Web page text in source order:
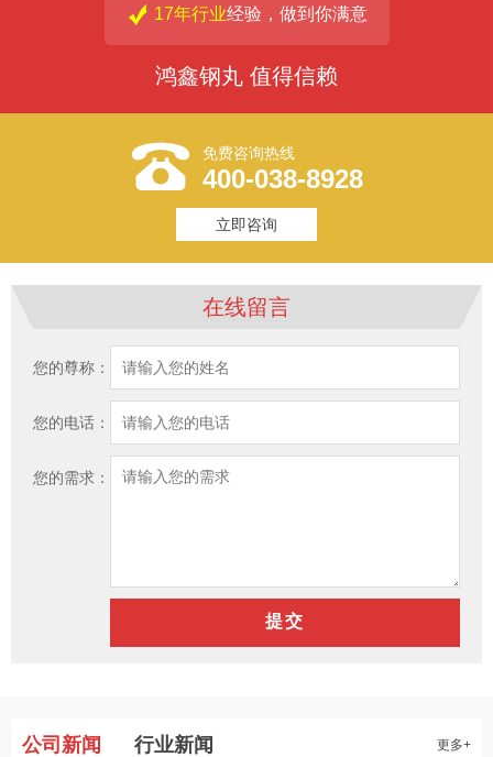
17年行业经验，做到你满意
鸿鑫钢丸 值得信赖
免费咨询热线
400-038-8928
立即咨询
在线留言
您的尊称：
您的电话：
您的需求：
公司新闻 更多+
行业新闻